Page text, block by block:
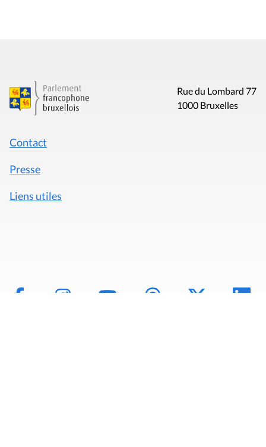
Rue du Lombard 77
1000 Bruxelles
Contact
Presse
Liens utiles